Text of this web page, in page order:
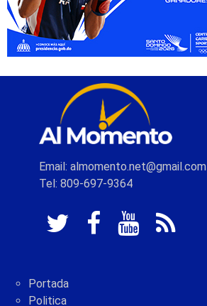
Email: almomento.net@gmail.com
Tel: 809-697-9364
Portada
Politica